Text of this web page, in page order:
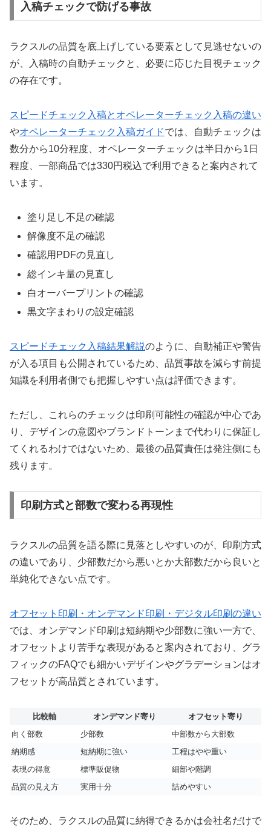
入稿チェックで防げる事故
ラクスルの品質を底上げしている要素として見逃せないの
が、入稿時の自動チェックと、必要に応じた目視チェック
の存在です。
スピードチェック入稿とオペレーターチェック入稿の違い
やオペレーターチェック入稿ガイドでは、自動チェックは
数分から10分程度、オペレーターチェックは半日から1日
程度、一部商品では330円税込で利用できると案内されて
います。
塗り足し不足の確認
解像度不足の確認
確認用PDFの見直し
総インキ量の見直し
白オーバープリントの確認
黒文字まわりの設定確認
スピードチェック入稿結果解説のように、自動補正や警告
が入る項目も公開されているため、品質事故を減らす前提
知識を利用者側でも把握しやすい点は評価できます。
ただし、これらのチェックは印刷可能性の確認が中心であ
り、デザインの意図やブランドトーンまで代わりに保証し
てくれるわけではないため、最後の品質責任は発注側にも
残ります。
印刷方式と部数で変わる再現性
ラクスルの品質を語る際に見落としやすいのが、印刷方式
の違いであり、少部数だから悪いとか大部数だから良いと
単純化できない点です。
オフセット印刷・オンデマンド印刷・デジタル印刷の違い
では、オンデマンド印刷は短納期や少部数に強い一方で、
オフセットより苦手な表現があると案内されており、グラ
フィックのFAQでも細かいデザインやグラデーションはオ
フセットが高品質とされています。
比較軸 オンデマンド寄り
オフセット寄り
向く部数
少部数
中部数から大部数
納期感
短納期に強い
工程はやや重い
表現の得意
標準販促物
細部や階調
品質の見え方
実用十分 詰めやすい
そのため、ラクスルの品質に納得できるかは会社名だけで